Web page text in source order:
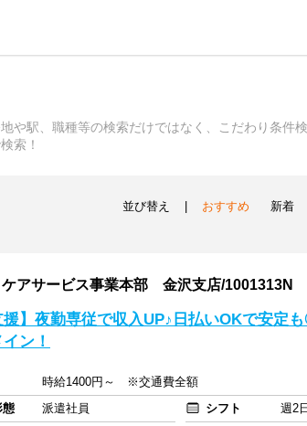
や駅、職種等の検索だけではなく、こだわり条件
索！
並び替え おすすめ 新着
アサービス事業本部 金沢支店/1001313N
援】夜勤専従で収入UP♪日払いOKで安定
ン！
時給1400円～ ※交通費全額
態
派遣社員 シフト
週2